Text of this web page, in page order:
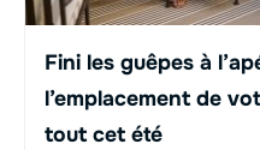
Fini les guêpes à
l’emplacement de
tout cet été